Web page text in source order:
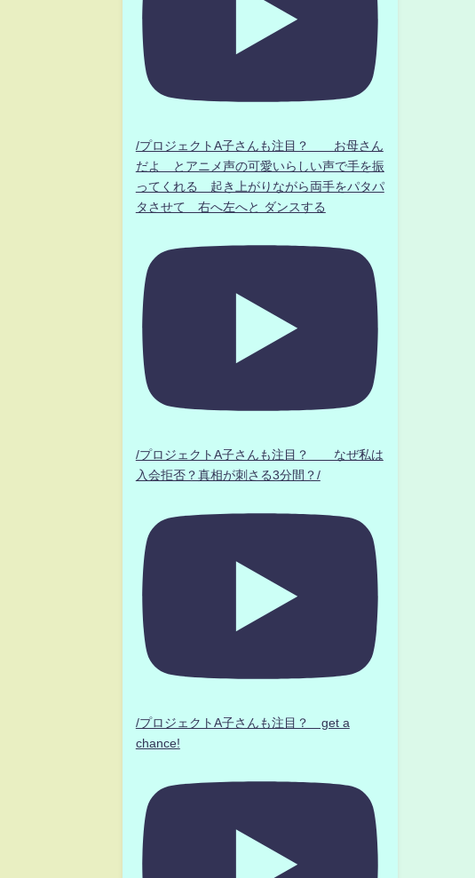
/プロジェクトA子さんも注目？ お母さん
だよ とアニメ声の可愛いらしい声で手を振
ってくれる 起き上がりながら両手をパタパ
タさせて 右へ左へと ダンスする
/プロジェクトA子さんも注目？ なぜ私は
入会拒否？真相が刺さる3分間？/
/プロジェクトA子さんも注目？ get a
chance!